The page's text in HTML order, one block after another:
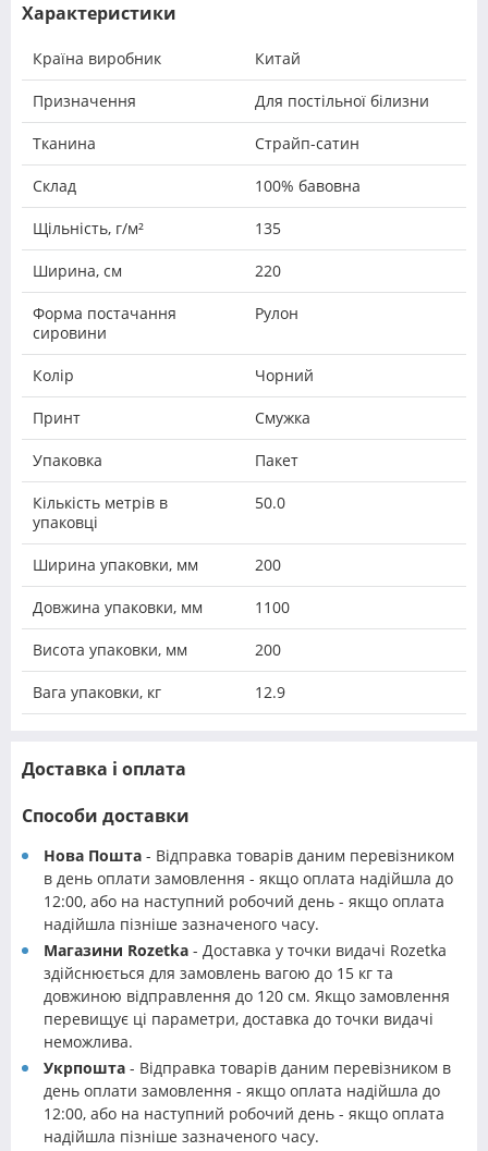
Характеристики
Країна виробник Китай
Призначення Для постільної білизни
Тканина Страйп-сатин
Склад 100% бавовна
Щільність, г/м² 135
Ширина, см 220
Форма постачання
сировини
Рулон
Колір Чорний
Принт Смужка
Упаковка Пакет
Кількість метрів в
упаковці
50.0
Ширина упаковки, мм 200
Довжина упаковки, мм 1100
Висота упаковки, мм 200
Вага упаковки, кг 12.9
Доставка і оплата
Способи доставки
Нова Пошта - Відправка товарів даним перевізником
в день оплати замовлення - якщо оплата надійшла до
12:00, або на наступний робочий день - якщо оплата
надійшла пізніше зазначеного часу.
Магазини Rozetka - Доставка у точки видачі Rozetka
здійснюється для замовлень вагою до 15 кг та
довжиною відправлення до 120 см. Якщо замовлення
перевищує ці параметри, доставка до точки видачі
неможлива.
Укрпошта - Відправка товарів даним перевізником в
день оплати замовлення - якщо оплата надійшла до
12:00, або на наступний робочий день - якщо оплата
надійшла пізніше зазначеного часу.